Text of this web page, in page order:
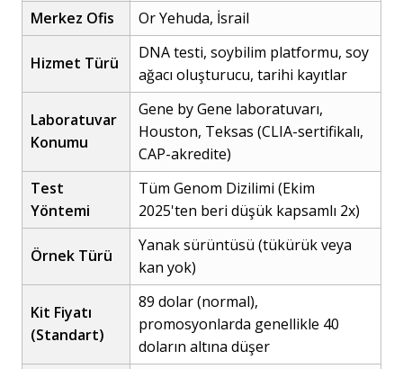
Merkez Ofis
Or Yehuda, İsrail
Hizmet Türü
DNA testi, soybilim platformu, soy
ağacı oluşturucu, tarihi kayıtlar
Laboratuvar
Konumu
Gene by Gene laboratuvarı,
Houston, Teksas (CLIA-sertifikalı,
CAP-akredite)
Test
Yöntemi
Tüm Genom Dizilimi (Ekim
2025'ten beri düşük kapsamlı 2x)
Örnek Türü
Yanak sürüntüsü (tükürük veya
kan yok)
Kit Fiyatı
(Standart)
89 dolar (normal),
promosyonlarda genellikle 40
doların altına düşer